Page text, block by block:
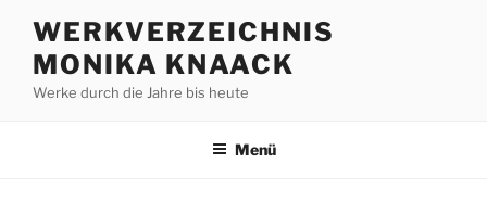
Inhalt
springen
WERKVERZEICHNIS
MONIKA KNAACK
Werke durch die Jahre bis heute
Menü